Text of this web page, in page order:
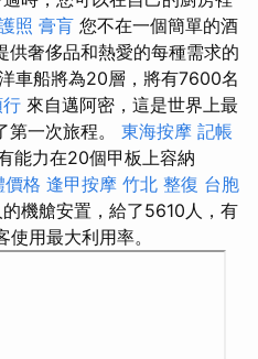
照 膏肓 您不在一個簡單的酒
供奢侈品和熱愛的每種需求的
車船將為20層，將有7600名
來自邁阿密，這是世界上最
第一次旅程。 東海按摩 記帳
能力在20個甲板上容納
價格 逢甲按摩 竹北 整復 台胞
機艙安置，給了5610人，有
用最大利用率。